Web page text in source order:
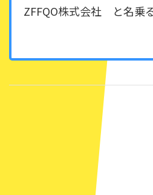
ZFFQO株式会社 と名乗